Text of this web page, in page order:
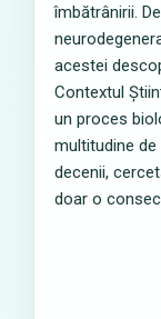
îmbătrânirii.
acestei
Contextul
un proces
multitudine
decenii,
doar o